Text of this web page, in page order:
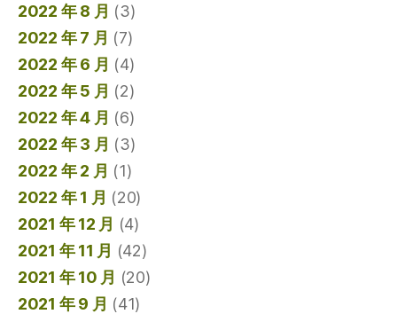
2022 年 8 月 (3)
2022 年 7 月 (7)
2022 年 6 月 (4)
2022 年 5 月 (2)
2022 年 4 月 (6)
2022 年 3 月 (3)
2022 年 2 月 (1)
2022 年 1 月 (20)
2021 年 12 月 (4)
2021 年 11 月 (42)
2021 年 10 月 (20)
2021 年 9 月 (41)